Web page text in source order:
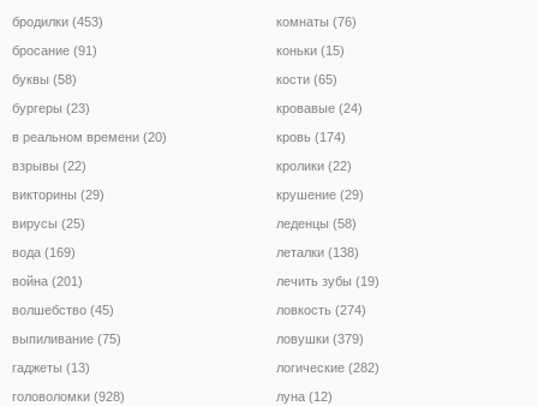
бродилки (453)
бросание (91)
буквы (58)
бургеры (23)
в реальном времени (20)
взрывы (22)
викторины (29)
вирусы (25)
вода (169)
война (201)
волшебство (45)
выпиливание (75)
гаджеты (13)
головоломки (928)
комнаты (76)
коньки (15)
кости (65)
кровавые (24)
кровь (174)
кролики (22)
крушение (29)
леденцы (58)
леталки (138)
лечить зубы (19)
ловкость (274)
ловушки (379)
логические (282)
луна (12)